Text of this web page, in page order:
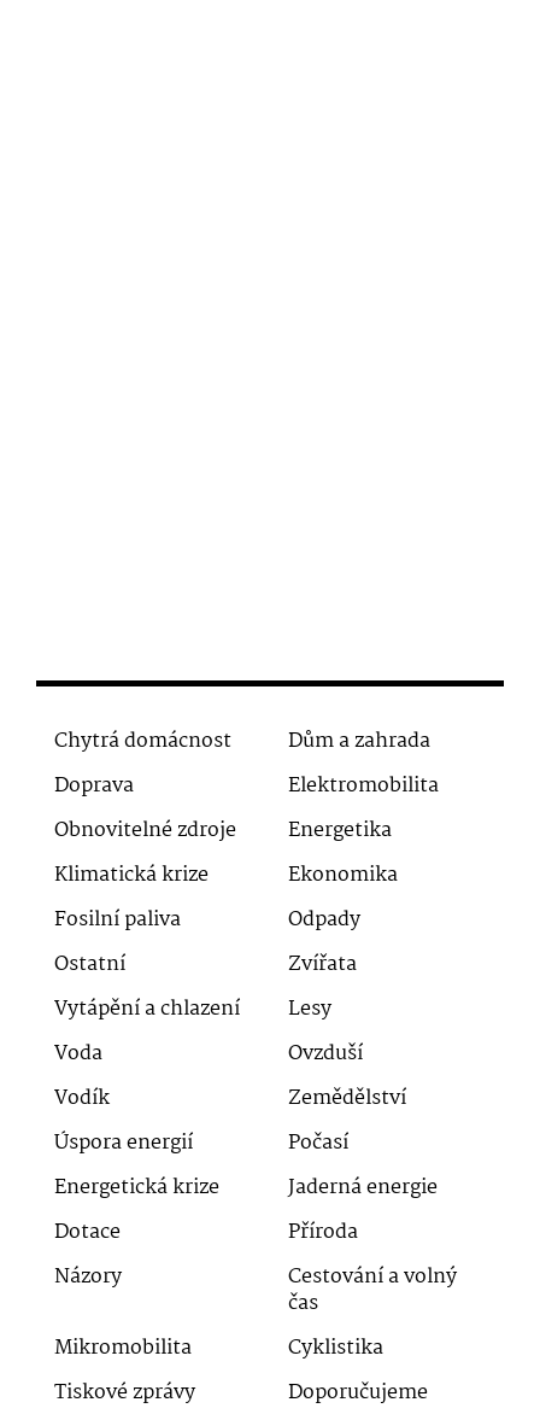
Chytrá domácnost
Dům a zahrada
Doprava
Elektromobilita
Obnovitelné zdroje
Energetika
Klimatická krize
Ekonomika
Fosilní paliva
Odpady
Ostatní
Zvířata
Vytápění a chlazení
Lesy
Voda
Ovzduší
Vodík
Zemědělství
Úspora energií
Počasí
Energetická krize
Jaderná energie
Dotace
Příroda
Názory
Cestování a volný
čas
Mikromobilita
Cyklistika
Tiskové zprávy
Doporučujeme